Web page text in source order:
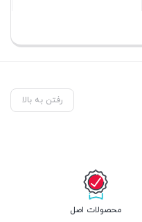
رفتن به بالا
محصولات اصل